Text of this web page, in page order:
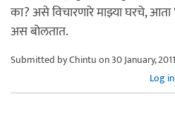
का? असे विचारणारे माझ्या घरचे, आता
अस बोलतात.
Submitted byChintuon 30 January,
Log in